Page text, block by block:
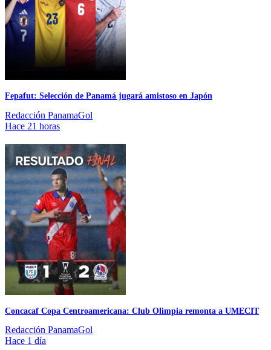
Fepafut: Selección de Panamá jugará amistoso en Japón
Redacción PanamaGol
Hace 21 horas
Concacaf Copa Centroamericana: Club Olimpia remonta a UMECIT
Redacción PanamaGol
Hace 1 día